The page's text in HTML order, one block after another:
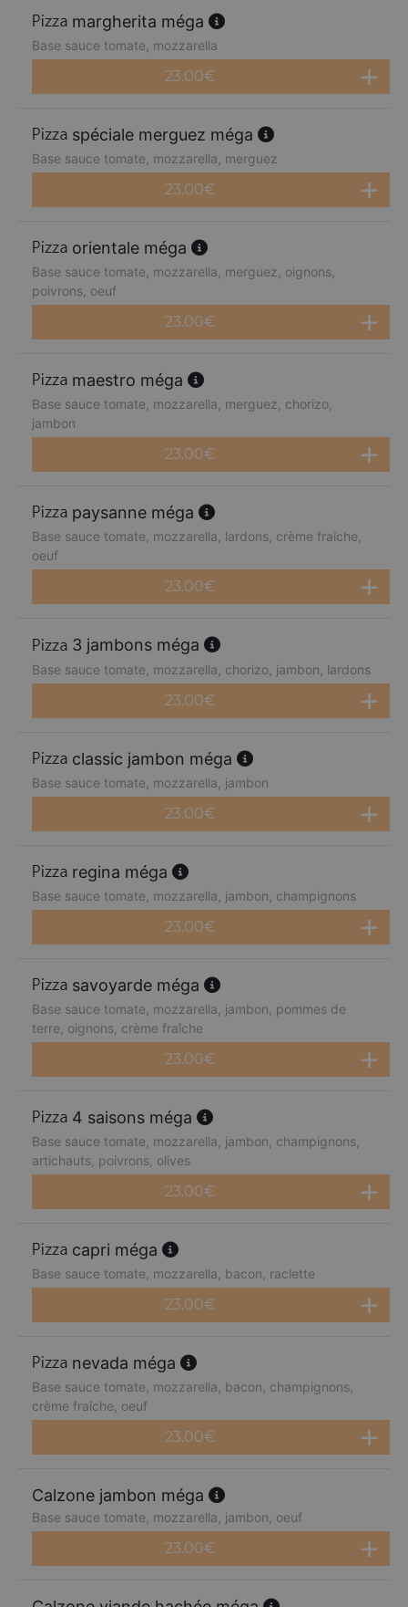
margherita méga
Base sauce tomate, mozzarella
23.00€
spéciale merguez méga
Base sauce tomate, mozzarella, merguez
23.00€
orientale méga
Base sauce tomate, mozzarella, merguez, oignons,
poivrons, oeuf
23.00€
maestro méga
Base sauce tomate, mozzarella, merguez, chorizo,
jambon
23.00€
paysanne méga
Base sauce tomate, mozzarella, lardons, crème fraîche,
oeuf
23.00€
3 jambons méga
Base sauce tomate, mozzarella, chorizo, jambon, lardons
23.00€
classic jambon méga
Base sauce tomate, mozzarella, jambon
23.00€
regina méga
Base sauce tomate, mozzarella, jambon, champignons
23.00€
savoyarde méga
Base sauce tomate, mozzarella, jambon, pommes de
terre, oignons, crème fraîche
23.00€
4 saisons méga
Base sauce tomate, mozzarella, jambon, champignons,
artichauts, poivrons, olives
23.00€
capri méga
Base sauce tomate, mozzarella, bacon, raclette
23.00€
nevada méga
Base sauce tomate, mozzarella, bacon, champignons,
crème fraîche, oeuf
23.00€
Calzone jambon méga
Base sauce tomate, mozzarella, jambon, oeuf
23.00€